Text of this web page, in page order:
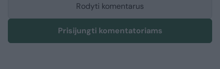
Rodyti komentarus
Prisijungti komentatoriams